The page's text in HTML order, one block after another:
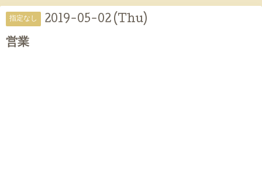
指定なし 2019-05-02 (Thu)
営業